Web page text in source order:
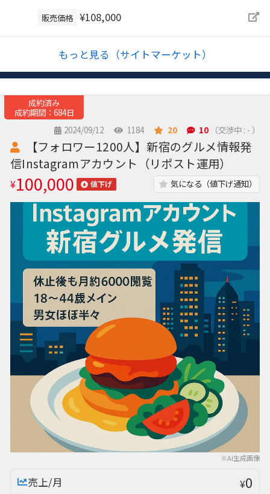
販売価格 ¥108,000
もっと見る（サイトマーケット）
成約済み
成約期間：684日
2024/09/12
1184 20 10 （交渉中 : - ）
※AI生成画像
【フォロワー1200人】新宿のグルメ情報発
信Instagramアカウント（リポスト運用）
¥100,000 値下げ 気になる（値下げ通知）
売上/月 ¥0